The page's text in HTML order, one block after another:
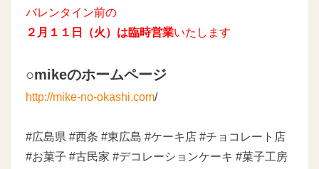
バレンタイン前の
２月１１日（火）は臨時営業いたします
○mikeのホームページ
http://mike-no-okashi.com/
#広島県 #西条 #東広島 #ケーキ店 #チョコレート店
#お菓子 #古民家 #デコレーションケーキ #菓子工房